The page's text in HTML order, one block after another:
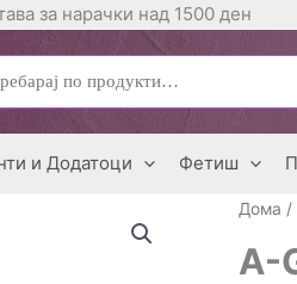
за нарачки над 1500 ден
и Додатоци Фетиш
Дома /
A-